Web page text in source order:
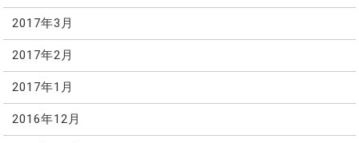
2017年3月
2017年2月
2017年1月
2016年12月